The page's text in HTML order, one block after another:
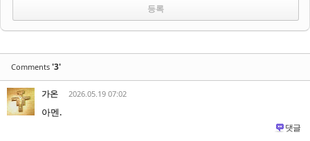
Comments '3'
가온 2026.05.19 07:02
아멘.
댓글